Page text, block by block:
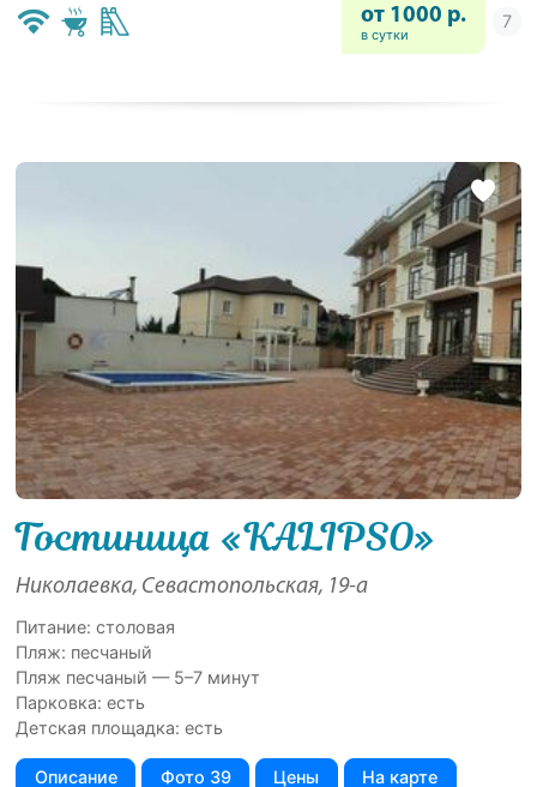
от 1000 р.
в сутки
Гостиница «KALIPSO»
Николаевка, Севастопольская, 19-а
Питание: столовая
Пляж: песчаный
Пляж песчаный — 5–7 минут
Парковка: есть
Детская площадка: есть
Описание Фото 39 Цены На карте